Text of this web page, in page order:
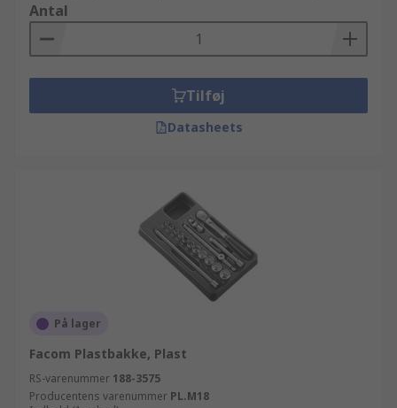
Antal
Tilføj
Datasheets
På lager
Facom Plastbakke, Plast
RS-varenummer 188-3575
Producentens varenummer PL.M18